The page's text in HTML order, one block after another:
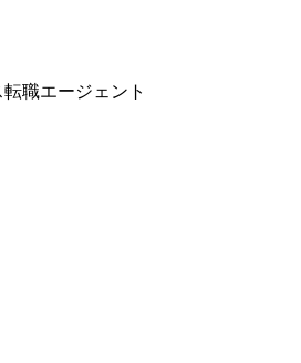
転職エージェント